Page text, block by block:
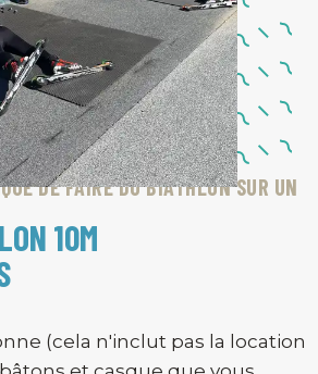
DE FAIRE DU BIATHLON SUR UN
10M
(cela n'inclut pas la location